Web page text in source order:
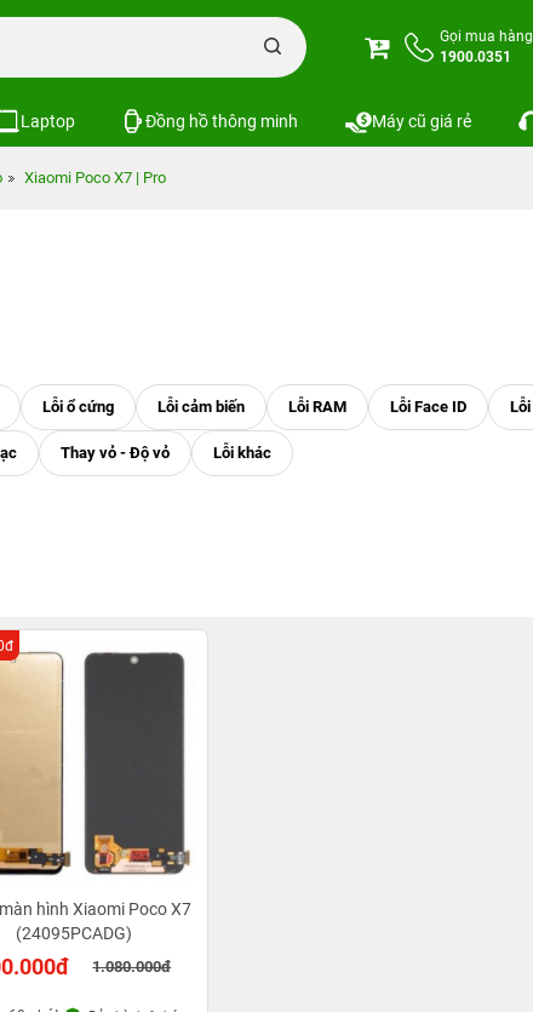
Gọi mua hàng
1900.0351
Laptop Đồng hồ thông minh Máy cũ giá rẻ
Xiaomi Poco X7 | Pro
hình Xiaomi Poco X7
(24095PCADG)
1.080.000đ